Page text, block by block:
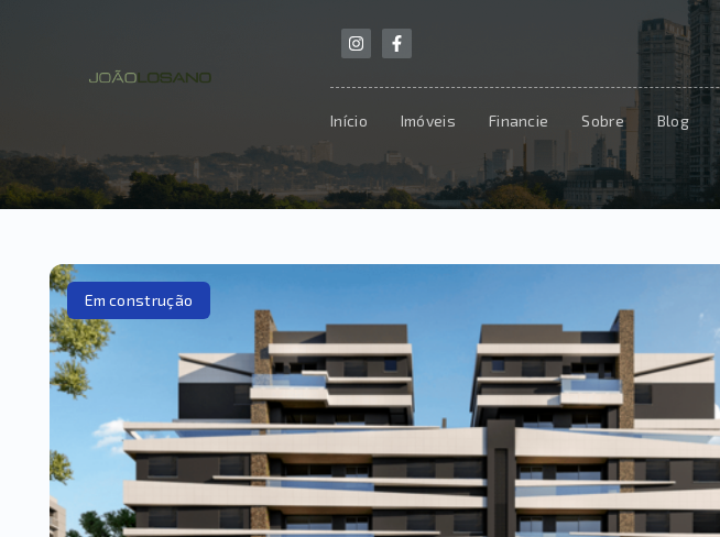
Início Imóveis Financie Sobre Blog
Em construção